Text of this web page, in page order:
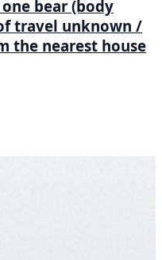
bear (body
travel unknown /
the nearest house